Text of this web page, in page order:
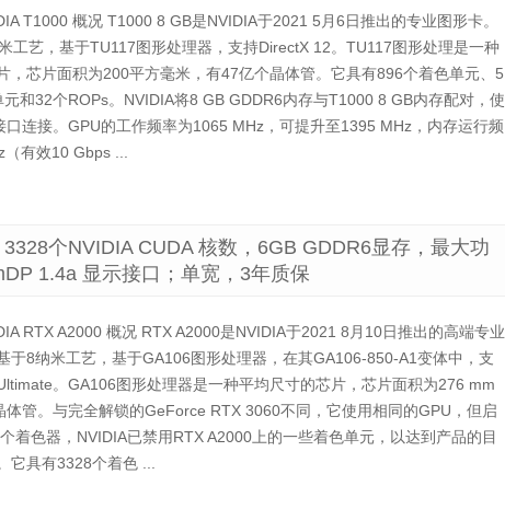
T1000 概况 T1000 8 GB是NVIDIA于2021 5月6日推出的专业图形卡。
工艺，基于TU117图形处理器，支持DirectX 12。TU117图形处理是一种
，芯片面积为200平方毫米，有47亿个晶体管。它具有896个着色单元、5
和32个ROPs。NVIDIA将8 GB GDDR6内存与T1000 8 GB内存配对，使
口连接。GPU的工作频率为1065 MHz，可提升至1395 MHz，内存运行频
（有效10 Gbps ...
个NVIDIA CUDA 核数，6GB GDDR6显存，最大功
1.4a 显示接口；单宽，3年质保
RTX A2000 概况 RTX A2000是NVIDIA于2021 8月10日推出的高端专业
于8纳米工艺，基于GA106图形处理器，在其GA106-850-A1变体中，支
。GA106图形处理器是一种平均尺寸的芯片，芯片面积为276 mm
体管。与完全解锁的GeForce RTX 3060不同，它使用相同的GPU，但启
着色器，NVIDIA已禁用RTX A2000上的一些着色单元，以达到产品的目
它具有3328个着色 ...